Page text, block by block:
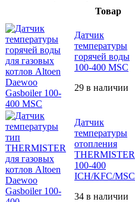
Товар
Датчик
температуры
горячей воды
100-400 MSC
29 в наличии
Датчик
температуры
отопления
THERMISTER
100-400
ICH/KFC/MSC
34 в наличии